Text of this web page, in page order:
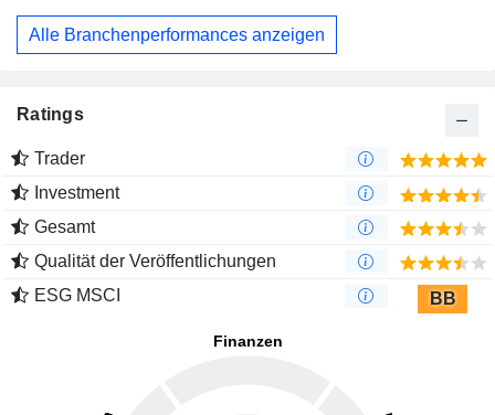
Alle Branchenperformances anzeigen
Ratings
Trader
Investment
Gesamt
Qualität der Veröffentlichungen
ESG MSCI
BB